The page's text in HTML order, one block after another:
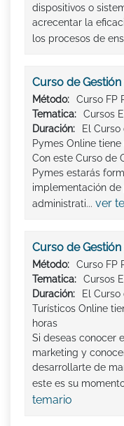
dispositivos o
acrecentar la
los procesos de
Curso de
Método:
Curso FP
Tematica:
Cursos
Duración:
El
Pymes Online
Con este Curso de
Pymes estarás
implementación
administrati... ver
Curso de
Método:
Curso FP
Tematica:
Cursos
Duración:
El
Turísticos Online
horas
Si deseas conocer
marketing y
desarrollarte de
este es su
temario